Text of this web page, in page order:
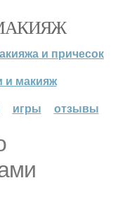
и причесок
и макияж
игры отзывы